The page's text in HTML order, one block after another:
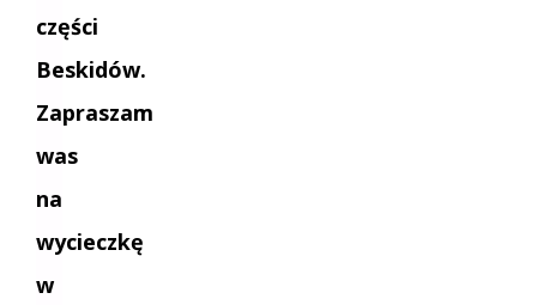
części
Beskidów.
Zapraszam
was
na
wycieczkę
w